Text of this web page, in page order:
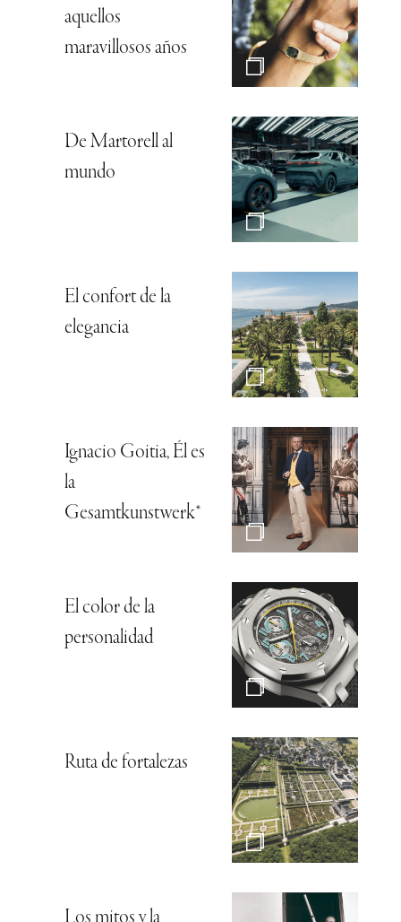
aquellos
maravillosos años
De Martorell al
mundo
El confort de la
elegancia
Ignacio Goitia, Él es
la
Gesamtkunstwerk*
El color de la
personalidad
Ruta de fortalezas